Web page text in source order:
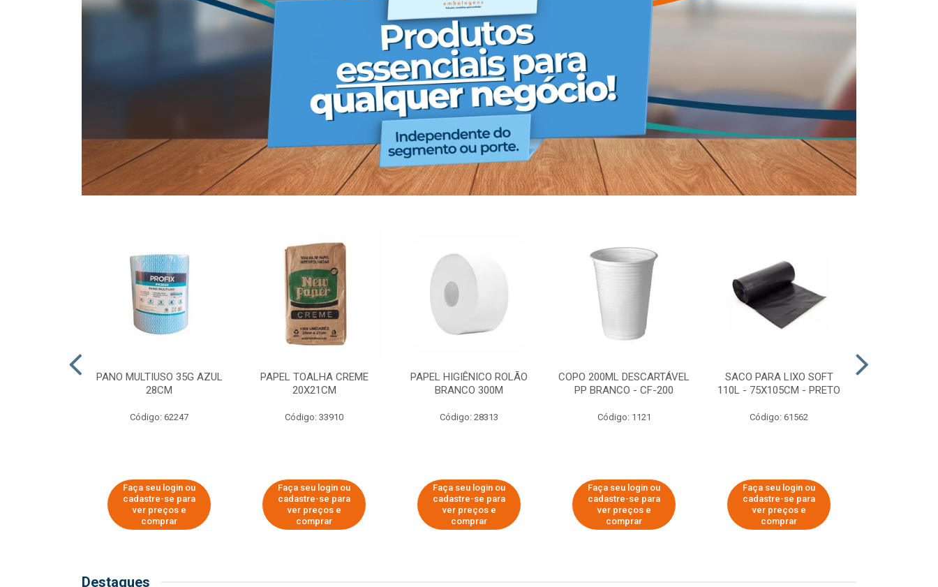
PANO MULTIUSO 35G AZUL
28CM
Código: 62247
Faça seu login ou
cadastre-se para
ver preços e
comprar
PAPEL TOALHA CREME
20X21CM
Código: 33910
Faça seu login ou
cadastre-se para
ver preços e
comprar
PAPEL HIGIÊNICO ROLÃO
BRANCO 300M
Código: 28313
Faça seu login ou
cadastre-se para
ver preços e
comprar
COPO 200ML DESCARTÁVEL
PP BRANCO - CF-200
Código: 1121
Faça seu login ou
cadastre-se para
ver preços e
comprar
SACO PARA LIXO SOFT
110L - 75X105CM - PRETO
Código: 61562
Faça seu login ou
cadastre-se para
ver preços e
comprar
Destaques